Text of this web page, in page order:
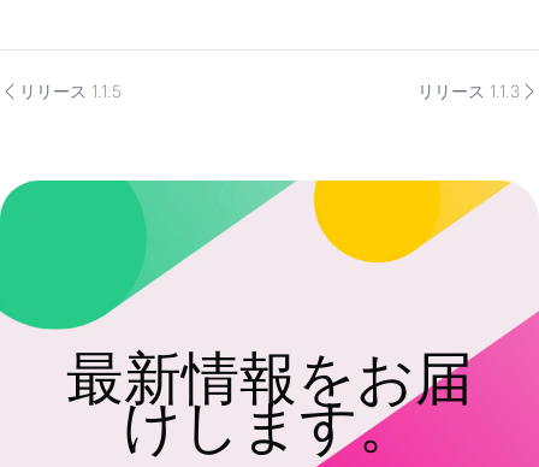
リリース 1.1.5 リリース 1.1.3
最新情報をお届
けします。